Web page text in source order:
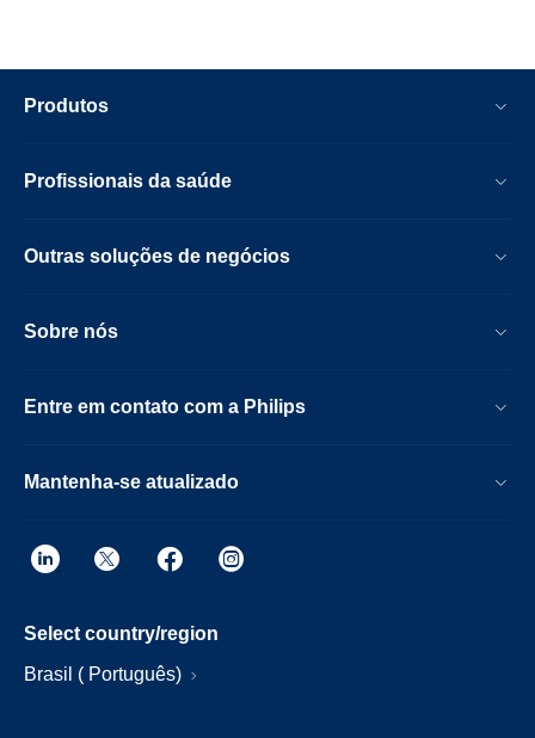
Produtos
Profissionais da saúde
Outras soluções de negócios
Sobre nós
Entre em contato com a Philips
Mantenha-se atualizado
Select country/region
Brasil ( Português)